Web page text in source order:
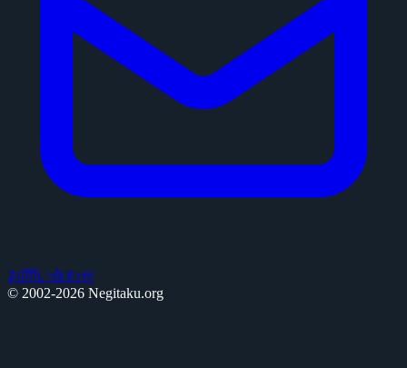
お問い合わせ
© 2002-2026 Negitaku.org